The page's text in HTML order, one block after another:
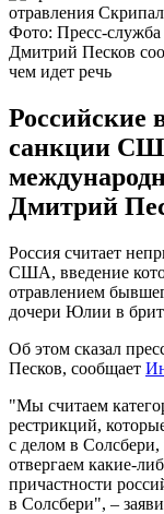
Фото: Пресс-служба
Дмитрий Песков
чем идет речь
Российские
санкции
Дмитрий
Россия считает
США, введение
отравлением
дочери Юлии в
Об этом сказал
Песков, сообщает
"Мы считаем
рестрикций,
с делом в
отвергаем какие-
причастности
в Солсбери", –